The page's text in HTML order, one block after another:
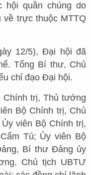
quần chúng do
trực thuộc MTTQ
12/5), Đại hội đã
Tổng Bí thư, Chủ
chỉ đạo Đại hội.
trị, Thủ tướng
Bộ Chính trị, Chủ
viên Bộ Chính trị,
Tú; Ủy viên Bộ
Bí thư Đảng ủy
Chủ tịch UBTƯ